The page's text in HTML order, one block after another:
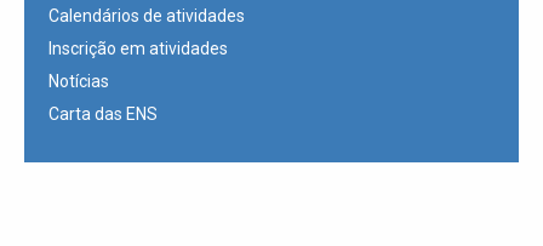
Calendários de atividades
Inscrição em atividades
Notícias
Carta das ENS